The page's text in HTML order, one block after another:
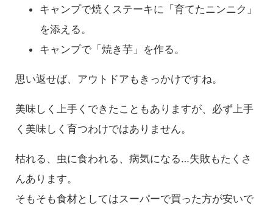
キャンプで焼くステーキに「育てたニンニク」
を添える。
キャンプで「焼き芋」を作る。
思い返せば、アウトドアもきっかけですね。
美味しく上手くできたこともありますが、必ず上手
く美味しく育つわけではありません。
枯れる、虫に食われる、病気になる…失敗もたくさ
んあります。
そもそも食材としてはスーパーで買った方が安いで